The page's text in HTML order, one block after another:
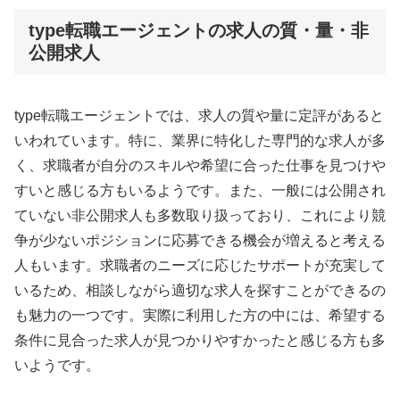
type転職エージェントの求人の質・量・非
公開求人
type転職エージェントでは、求人の質や量に定評があると
いわれています。特に、業界に特化した専門的な求人が多
く、求職者が自分のスキルや希望に合った仕事を見つけや
すいと感じる方もいるようです。また、一般には公開され
ていない非公開求人も多数取り扱っており、これにより競
争が少ないポジションに応募できる機会が増えると考える
人もいます。求職者のニーズに応じたサポートが充実して
いるため、相談しながら適切な求人を探すことができるの
も魅力の一つです。実際に利用した方の中には、希望する
条件に見合った求人が見つかりやすかったと感じる方も多
いようです。